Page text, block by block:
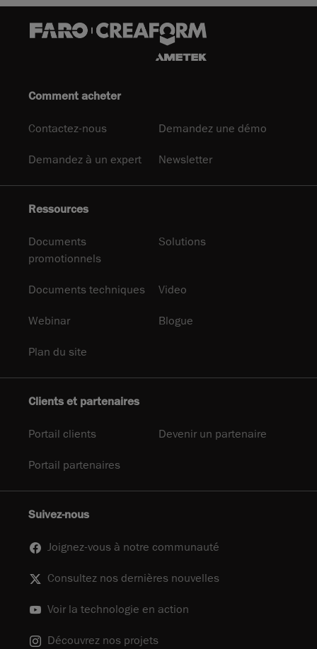
Comment acheter
Contactez-nous Demandez une démo
Demandez à un expert Newsletter
Ressources
Documents
promotionnels
Solutions
Documents techniques Video
Webinar Blogue
Plan du site
Clients et partenaires
Portail clients Devenir un partenaire
Portail partenaires
Suivez-nous
Joignez-vous à notre communauté
Consultez nos dernières nouvelles
Voir la technologie en action
Découvrez nos projets